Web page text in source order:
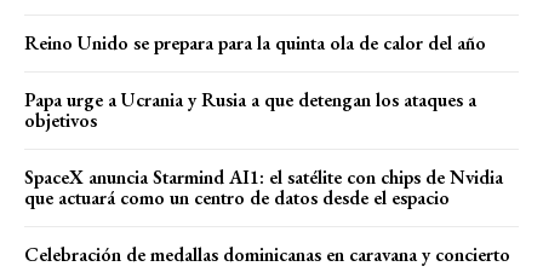
Reino Unido se prepara para la quinta ola de calor del año
Papa urge a Ucrania y Rusia a que detengan los ataques a
objetivos
SpaceX anuncia Starmind AI1: el satélite con chips de Nvidia
que actuará como un centro de datos desde el espacio
Celebración de medallas dominicanas en caravana y concierto